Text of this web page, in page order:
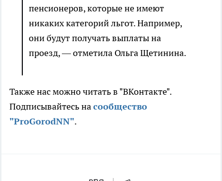
пенсионеров, которые не имеют
никаких категорий льгот. Например,
они будут получать выплаты на
проезд, — отметила Ольга Щетинина.
Также нас можно читать в "ВКонтакте".
Подписывайтесь насообщество
"ProGorodNN".